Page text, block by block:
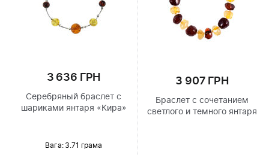
3 636 ГРН
Серебряный браслет с
шариками янтаря «Кира»
Вага: 3.71 грама
3 907 ГРН
Браслет с сочетанием
светлого и темного янтаря